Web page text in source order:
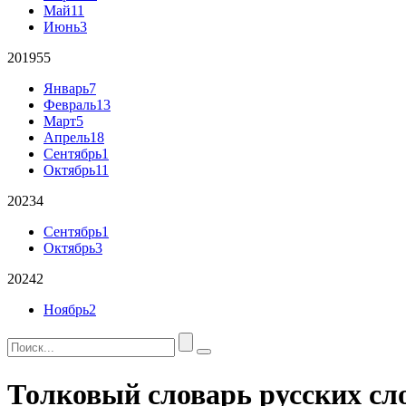
Май11
Июнь3
201955
Январь7
Февраль13
Март5
Апрель18
Сентябрь1
Октябрь11
20234
Сентябрь1
Октябрь3
20242
Ноябрь2
Толковый словарь русских